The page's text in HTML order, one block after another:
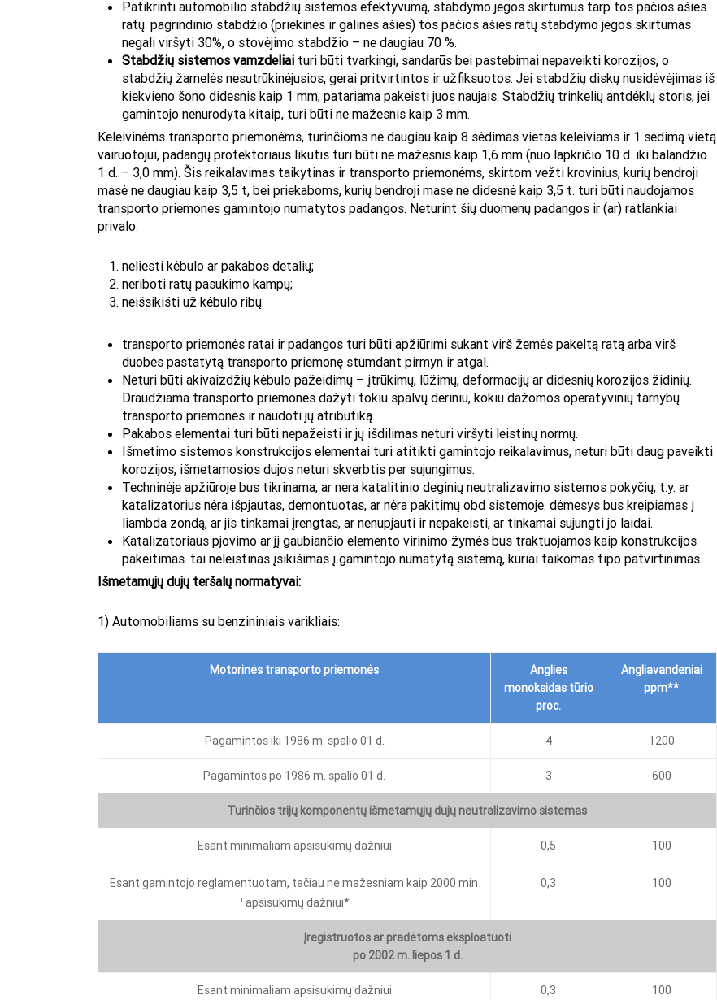
Patikrinti automobilio stabdžių sistemos efektyvumą, stabdymo jėgos skirtumus tarp tos pačios ašies
ratų. pagrindinio stabdžio (priekinės ir galinės ašies) tos pačios ašies ratų stabdymo jėgos skirtumas
negali viršyti 30%, o stovėjimo stabdžio – ne daugiau 70 %.
Stabdžių sistemos vamzdeliai turi būti tvarkingi, sandarūs bei pastebimai nepaveikti korozijos, o
stabdžių žarnelės nesutrūkinėjusios, gerai pritvirtintos ir užfiksuotos. Jei stabdžių diskų nusidėvėjimas iš
kiekvieno šono didesnis kaip 1 mm, patariama pakeisti juos naujais. Stabdžių trinkelių antdėklų storis, jei
gamintojo nenurodyta kitaip, turi būti ne mažesnis kaip 3 mm.
Keleivinėms transporto priemonėms, turinčioms ne daugiau kaip 8 sėdimas vietas keleiviams ir 1 sėdimą vietą
vairuotojui, padangų protektoriaus likutis turi būti ne mažesnis kaip 1,6 mm (nuo lapkričio 10 d. iki balandžio
1 d. – 3,0 mm). Šis reikalavimas taikytinas ir transporto priemonėms, skirtom vežti krovinius, kurių bendroji
masė ne daugiau kaip 3,5 t, bei priekaboms, kurių bendroji masė ne didesnė kaip 3,5 t. turi būti naudojamos
transporto priemonės gamintojo numatytos padangos. Neturint šių duomenų padangos ir (ar) ratlankiai
privalo:
neliesti kėbulo ar pakabos detalių;
neriboti ratų pasukimo kampų;
neišsikišti už kėbulo ribų.
transporto priemonės ratai ir padangos turi būti apžiūrimi sukant virš žemės pakeltą ratą arba virš
duobės pastatytą transporto priemonę stumdant pirmyn ir atgal.
Neturi būti akivaizdžių kėbulo pažeidimų – įtrūkimų, lūžimų, deformacijų ar didesnių korozijos židinių.
Draudžiama transporto priemones dažyti tokiu spalvų deriniu, kokiu dažomos operatyvinių tarnybų
transporto priemonės ir naudoti jų atributiką.
Pakabos elementai turi būti nepažeisti ir jų išdilimas neturi viršyti leistinų normų.
Išmetimo sistemos konstrukcijos elementai turi atitikti gamintojo reikalavimus, neturi būti daug paveikti
korozijos, išmetamosios dujos neturi skverbtis per sujungimus.
Techninėje apžiūroje bus tikrinama, ar nėra katalitinio deginių neutralizavimo sistemos pokyčių, t.y. ar
katalizatorius nėra išpjautas, demontuotas, ar nėra pakitimų obd sistemoje. dėmesys bus kreipiamas į
liambda zondą, ar jis tinkamai įrengtas, ar nenupjauti ir nepakeisti, ar tinkamai sujungti jo laidai.
Katalizatoriaus pjovimo ar jį gaubiančio elemento virinimo žymės bus traktuojamos kaip konstrukcijos
pakeitimas. tai neleistinas įsikišimas į gamintojo numatytą sistemą, kuriai taikomas tipo patvirtinimas.
Išmetamųjų dujų teršalų normatyvai:
1) Automobiliams su benzininiais varikliais:
Motorinės transporto priemonės
Anglies
monoksidas tūrio
proc.
Angliavandeniai
ppm**
Pagamintos iki 1986 m. spalio 01 d. 4 1200
Pagamintos po 1986 m. spalio 01 d. 3 600
Turinčios trijų komponentų išmetamųjų dujų neutralizavimo sistemas
Esant minimaliam apsisukimų dažniui 0,5 100
Esant gamintojo reglamentuotam, tačiau ne mažesniam kaip 2000 min-
1 apsisukimų dažniui*
0,3 100
Įregistruotos ar pradėtoms eksploatuoti
po 2002 m. liepos 1 d.
Esant minimaliam apsisukimų dažniui 0,3 100